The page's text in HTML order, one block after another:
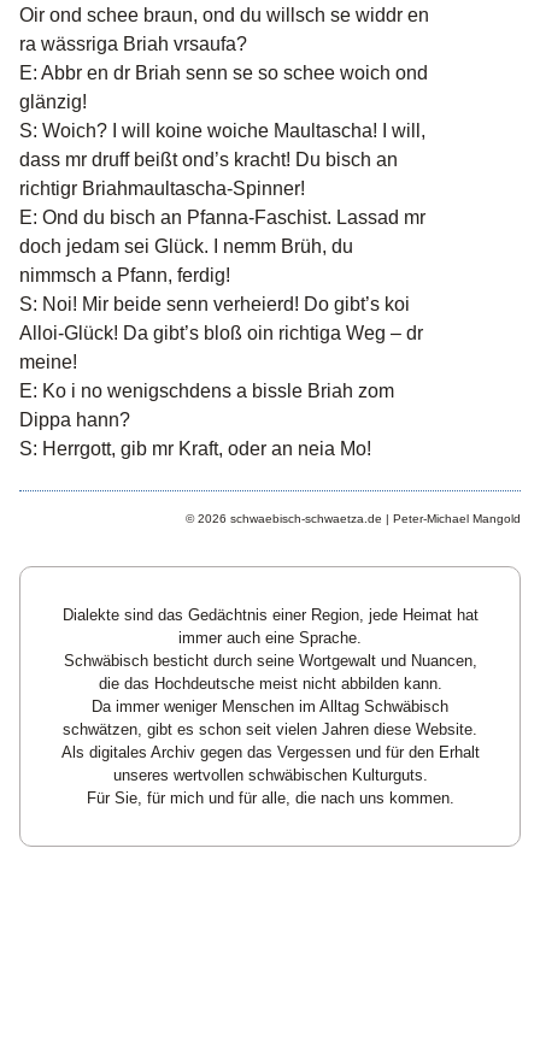
Oir ond schee braun, ond du willsch se widdr en
ra wässriga Briah vrsaufa?
E: Abbr en dr Briah senn se so schee woich ond
glänzig!
S: Woich? I will koine woiche Maultascha! I will,
dass mr druff beißt ond’s kracht! Du bisch an
richtigr Briahmaultascha-Spinner!
E: Ond du bisch an Pfanna-Faschist. Lassad mr
doch jedam sei Glück. I nemm Brüh, du
nimmsch a Pfann, ferdig!
S: Noi! Mir beide senn verheierd! Do gibt’s koi
Alloi-Glück! Da gibt’s bloß oin richtiga Weg – dr
meine!
E: Ko i no wenigschdens a bissle Briah zom
Dippa hann?
S: Herrgott, gib mr Kraft, oder an neia Mo!
© 2026 schwaebisch-schwaetza.de | Peter-Michael Mangold
Dialekte sind das Gedächtnis einer Region, jede Heimat hat
immer auch eine Sprache.
Schwäbisch besticht durch seine Wortgewalt und Nuancen,
die das Hochdeutsche meist nicht abbilden kann.
Da immer weniger Menschen im Alltag Schwäbisch
schwätzen, gibt es schon seit vielen Jahren diese Website.
Als digitales Archiv gegen das Vergessen und für den Erhalt
unseres wertvollen schwäbischen Kulturguts.
Für Sie, für mich und für alle, die nach uns kommen.